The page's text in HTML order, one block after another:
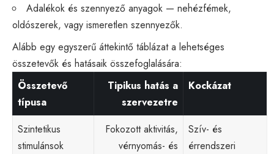
Adalékok és szennyező anyagok — nehézfémek,
oldószerek, vagy ismeretlen szennyezők.
Alább egy egyszerű áttekintő táblázat a lehetséges
összetevők és hatásaik összefoglalására:
Összetevő
típusa
Tipikus hatás a
szervezetre
Kockázat
Szintetikus
stimulánsok
Fokozott aktivitás,
vérnyomás- és
Szív- és
érrendszeri